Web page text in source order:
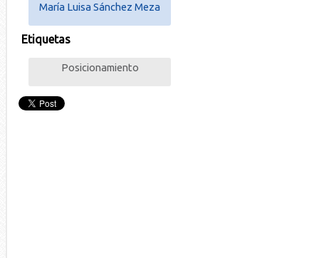
María Luisa Sánchez Meza
Etiquetas
Posicionamiento